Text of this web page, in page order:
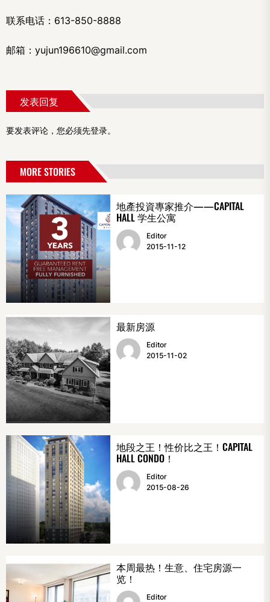
联系电话：613-850-8888
邮箱：yujun196610@gmail.com
发表回复
要发表评论，您必须先登录。
MORE STORIES
地產投資專家推介——CAPITAL
HALL 学生公寓
Editor
2015-11-12
最新房源
Editor
2015-11-02
地段之王！性价比之王！CAPITAL
HALL CONDO！
Editor
2015-08-26
本周最热！生意、住宅房源一
览！
Editor